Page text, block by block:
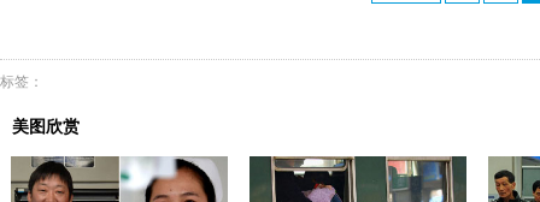
标签：
美图欣赏